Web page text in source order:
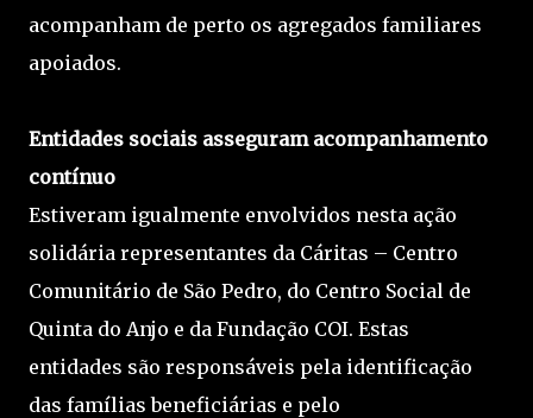
acompanham de perto os agregados familiares
apoiados.
Entidades sociais asseguram acompanhamento
contínuo
Estiveram igualmente envolvidos nesta ação
solidária representantes da Cáritas – Centro
Comunitário de São Pedro, do Centro Social de
Quinta do Anjo e da Fundação COI. Estas
entidades são responsáveis pela identificação
das famílias beneficiárias e pelo